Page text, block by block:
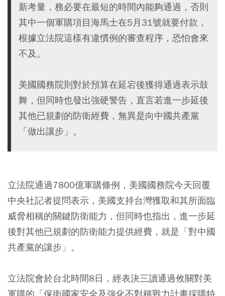
新考量，務必要在最短的時間內能夠通過，否則
其中一個軍購項目海馬士在5月31號就要付款，
根據立法院這樣有違慣例的審查程序，恐怕會來
不及。
美國國務院則對於預算在延宕後獲得通過表示鼓
舞，但同時也發出強硬警告，直言若進一步延後
其他已規劃的防衛經費，無異是向中國共產黨
「做出讓步」。
立法院通過7800億軍購條例，美國國務院今天回覆
中央社記者提問表示，美國支持台灣獲取和其所面臨
威脅相稱的關鍵防衛能力，但同時也指出，進一步延
後對其他已規劃的防衛能力提供經費，就是「對中國
共產黨的讓步」。
立法院會於台北時間8日，經表決三讀通過攸關對美
軍購的「保衛國家安全及強化不對稱戰力計畫採購特